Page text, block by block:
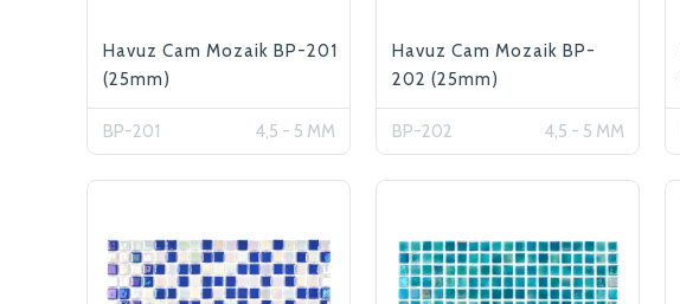
Havuz Cam Mozaik BP-201
(25mm)
BP-201 4,5 - 5 MM
Havuz Cam Mozaik BP-
202 (25mm)
BP-202 4,5 - 5 MM